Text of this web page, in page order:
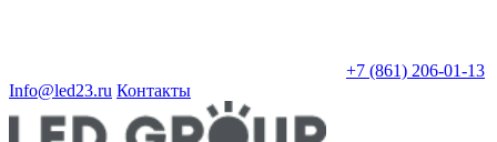
+7 (861) 206-01-13
Info@led23.ru Контакты